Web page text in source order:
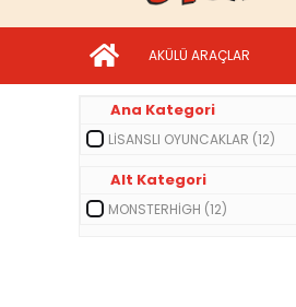
AKÜLÜ ARAÇLAR
Ana Kategori
LİSANSLI OYUNCAKLAR (12)
Alt Kategori
MONSTERHİGH (12)